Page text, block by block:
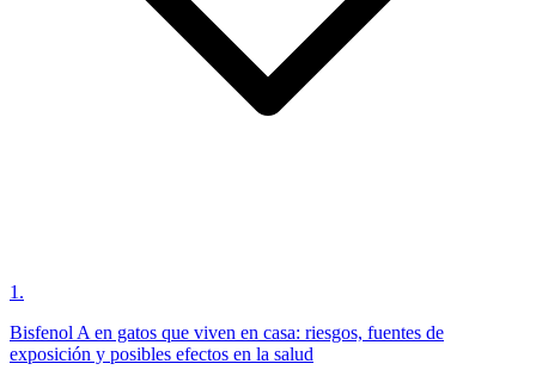
1 .
Bisfenol A en gatos que viven en casa: riesgos, fuentes de
exposición y posibles efectos en la salud